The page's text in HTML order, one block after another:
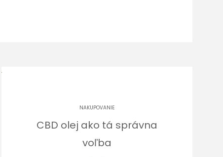
NAKUPOVANIE
CBD olej ako tá správna
voľba